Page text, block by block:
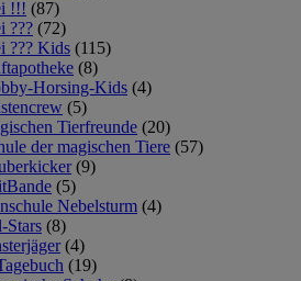
!!! (87)
??? (72)
??? Kids (115)
(8)
Horsing-Kids (4)
(5)
Tierfreunde (20)
der magischen Tiere (57)
(9)
(5)
Nebelsturm (4)
Stars (8)
(4)
(19)